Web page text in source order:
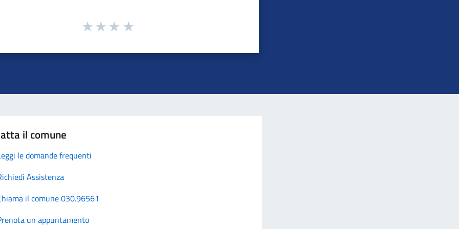
il comune
le domande frequenti
Assistenza
il comune 030.96561
un appuntamento